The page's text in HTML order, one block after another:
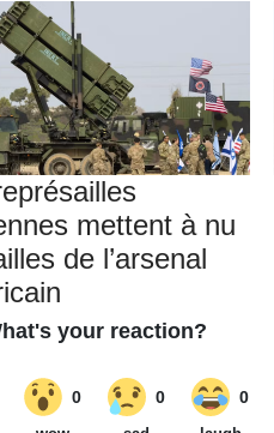
mettent à nu
de l’arsenal